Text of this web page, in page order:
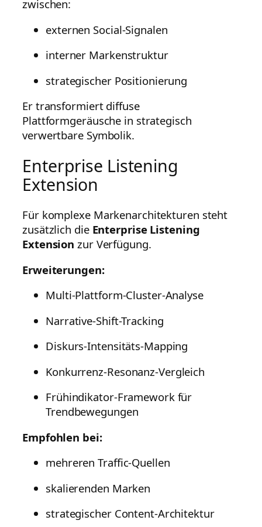
zwischen:
externen Social-Signalen
interner Markenstruktur
strategischer Positionierung
Er transformiert diffuse
Plattformgeräusche in strategisch
verwertbare Symbolik.
Enterprise Listening
Extension
Für komplexe Markenarchitekturen steht
zusätzlich die Enterprise Listening
Extension zur Verfügung.
Erweiterungen:
Multi-Plattform-Cluster-Analyse
Narrative-Shift-Tracking
Diskurs-Intensitäts-Mapping
Konkurrenz-Resonanz-Vergleich
Frühindikator-Framework für
Trendbewegungen
Empfohlen bei:
mehreren Traffic-Quellen
skalierenden Marken
strategischer Content-Architektur